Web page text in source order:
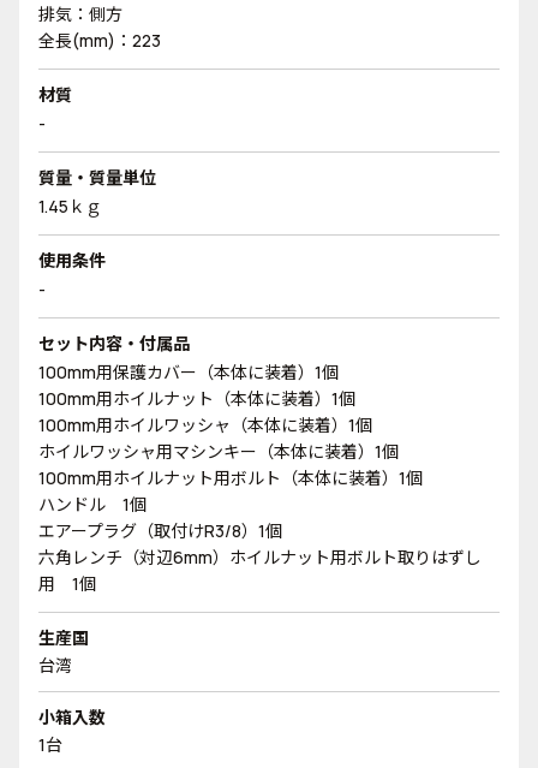
排気：側方
全長(mm)：223
材質
-
質量・質量単位
1.45ｋｇ
使用条件
-
セット内容・付属品
100mm用保護カバー（本体に装着）1個
100mm用ホイルナット（本体に装着）1個
100mm用ホイルワッシャ（本体に装着）1個
ホイルワッシャ用マシンキー（本体に装着）1個
100mm用ホイルナット用ボルト（本体に装着）1個
ハンドル 1個
エアープラグ（取付けR3/8）1個
六角レンチ（対辺6mm）ホイルナット用ボルト取りはずし
用 1個
生産国
台湾
小箱入数
1台